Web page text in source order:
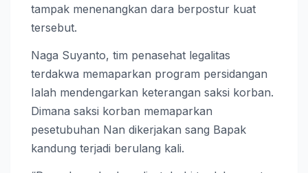
tampak menenangkan dara berpostur kuat
tersebut.
Naga Suyanto, tim penasehat legalitas
terdakwa memaparkan program persidangan
Ialah mendengarkan keterangan saksi korban.
Dimana saksi korban memaparkan
pesetubuhan Nan dikerjakan sang Bapak
kandung terjadi berulang kali.